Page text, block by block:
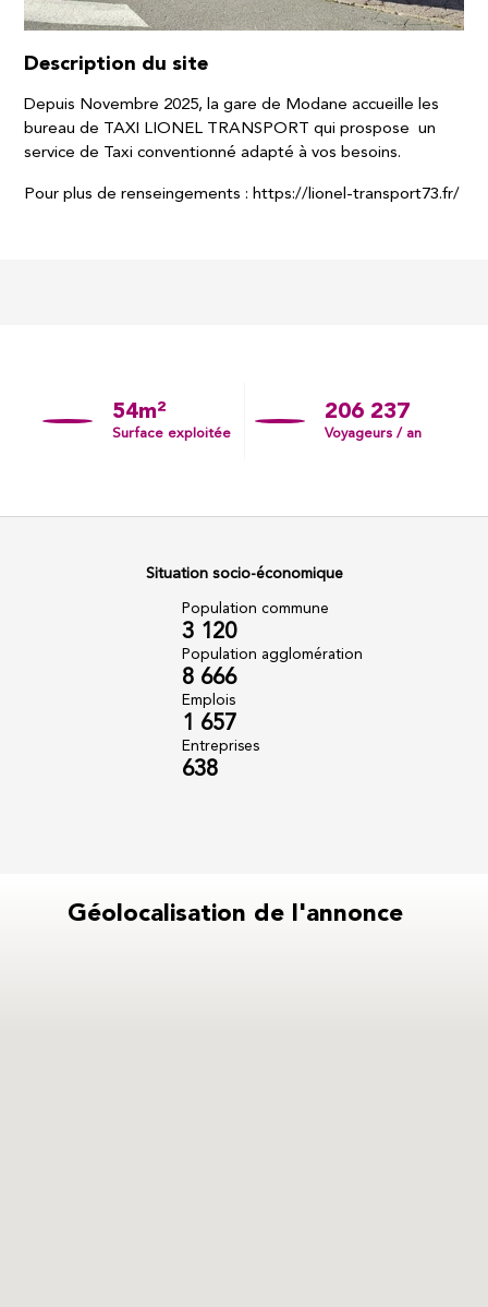
Description du site
Depuis Novembre 2025, la gare de Modane accueille les
bureau de TAXI LIONEL TRANSPORT qui prospose un
service de Taxi conventionné adapté à vos besoins.
Pour plus de renseingements : https://lionel-transport73.fr/
54m²
Surface exploitée
206 237
Voyageurs / an
Situation socio-économique
Population commune
3 120
Population agglomération
8 666
Emplois
1 657
Entreprises
638
Géolocalisation de l'annonce